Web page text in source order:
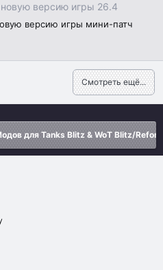
версию игры 26.4
версию игры мини-патч
Смотреть ещё...
для Tanks Blitz & WoT Blitz/